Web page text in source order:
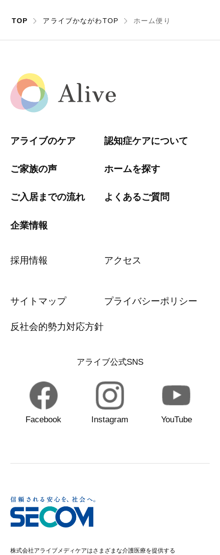
TOP アライブかながわTOP ホーム便り
アライブのケア 認知症ケアについて
ご家族の声 ホームを探す
ご入居までの流れ よくあるご質問
企業情報
採用情報 アクセス
サイトマップ プライバシーポリシー
反社会的勢力対応方針
アライブ公式SNS
Facebook Instagram YouTube
株式会社アライブメディケアはさまざまな介護医療を提供する